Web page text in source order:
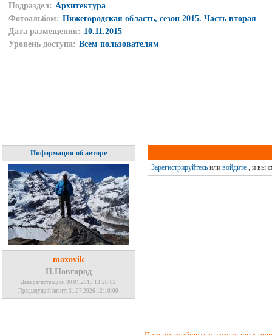
Подраздел: Архитектура
Фотоальбом: Нижегородская область, сезон 2015. Часть вторая
Дата размещения: 10.11.2015
Уровень доступа: Всем пользователям
Информация об авторе
maxovik
Н.Новгород
Дата регистрации: 30.01.2013 13:28:02
Предыдущий визит: 31.07.2026 12:10:00
Зарегистрируйтесьили войдите, и вы